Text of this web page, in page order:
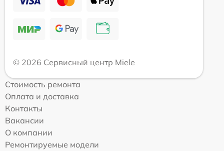
© 2026 Сервисный центр Miele
Стоимость ремонта
Оплата и доставка
Контакты
Вакансии
О компании
Ремонтируемые модели